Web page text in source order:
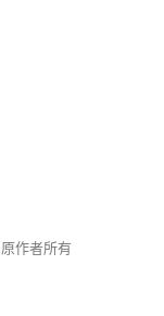
作者所有